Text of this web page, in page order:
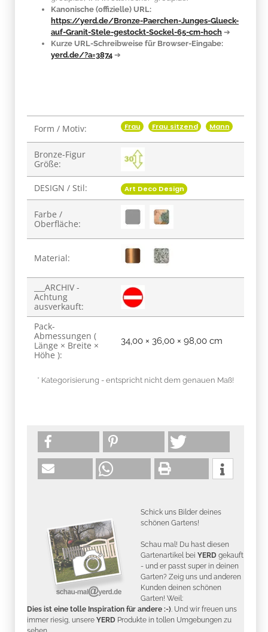
Kanonische (offizielle) URL:
https://yerd.de/Bronze-Paerchen-Junges-Glueck-
auf-Granit-Stele-gestockt-Sockel-65-cm-hoch ➔
Kurze URL-Schreibweise für Browser-Eingabe:
yerd.de/?a=3874 ➔
Produkteigenschaft
Wert
Form / Motiv: Frau Frau sitzend Mann
Bronze-Figur
Größe:
DESIGN / Stil: Art Deco Design
Farbe /
Oberfläche:
Material:
___ARCHIV -
Achtung
ausverkauft:
Pack-
Abmessungen (
Länge × Breite ×
Höhe ):
34,00 × 36,00 × 98,00 cm
* Kategorisierung - entspricht nicht dem genauen Maß!
Schick uns Bilder deines
schönen Gartens!
Schau mal! Du hast diesen
Gartenartikel bei YERD gekauft
- und er passt super in deinen
Garten? Zeig uns und anderen
Kunden deinen schönen
Garten! Weil:
Dies ist eine tolle Inspiration für andere :-) . Und wir freuen uns
immer riesig, unsere YERD Produkte in tollen Umgebungen zu